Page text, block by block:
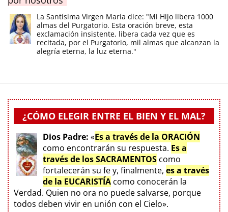
La Santísima Virgen María dice: "Mi Hijo libera 1000
almas del Purgatorio. Esta oración breve, esta
exclamación insistente, libera cada vez que es
recitada, por el Purgatorio, mil almas que alcanzan la
alegría eterna, la luz eterna."
¿CÓMO ELEGIR ENTRE EL BIEN Y EL MAL?
Dios Padre: «Es a través de la ORACIÓN
como encontrarán su respuesta. Es a
través de los SACRAMENTOS como
fortalecerán su fe y, finalmente, es a través
de la EUCARISTÍA como conocerán la
Verdad. Quien no ora no puede salvarse, porque
todos deben vivir en unión con el Cielo».